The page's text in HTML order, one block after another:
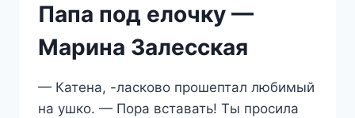
Папа под елочку —
Марина Залесская
— Катена, -ласково прошептал любимый
на ушко. — Пора вставать! Ты просила